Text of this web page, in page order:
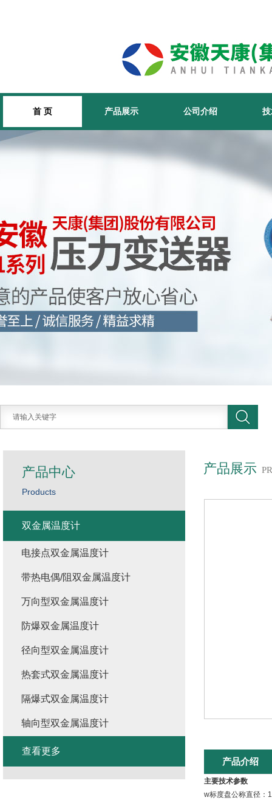
首 页 产品展示 公司介绍
产品展示
产品介绍
主要技术参数
w标度盘公称直径：
产品中心
Products
双金属温度计
电接点双金属温度计
带热电偶/阻双金属温度计
万向型双金属温度计
防爆双金属温度计
径向型双金属温度计
热套式双金属温度计
隔爆式双金属温度计
轴向型双金属温度计
查看更多